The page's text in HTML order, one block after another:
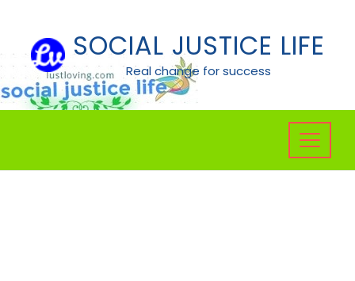
content
SOCIAL JUSTICE LIFE
Real change for success